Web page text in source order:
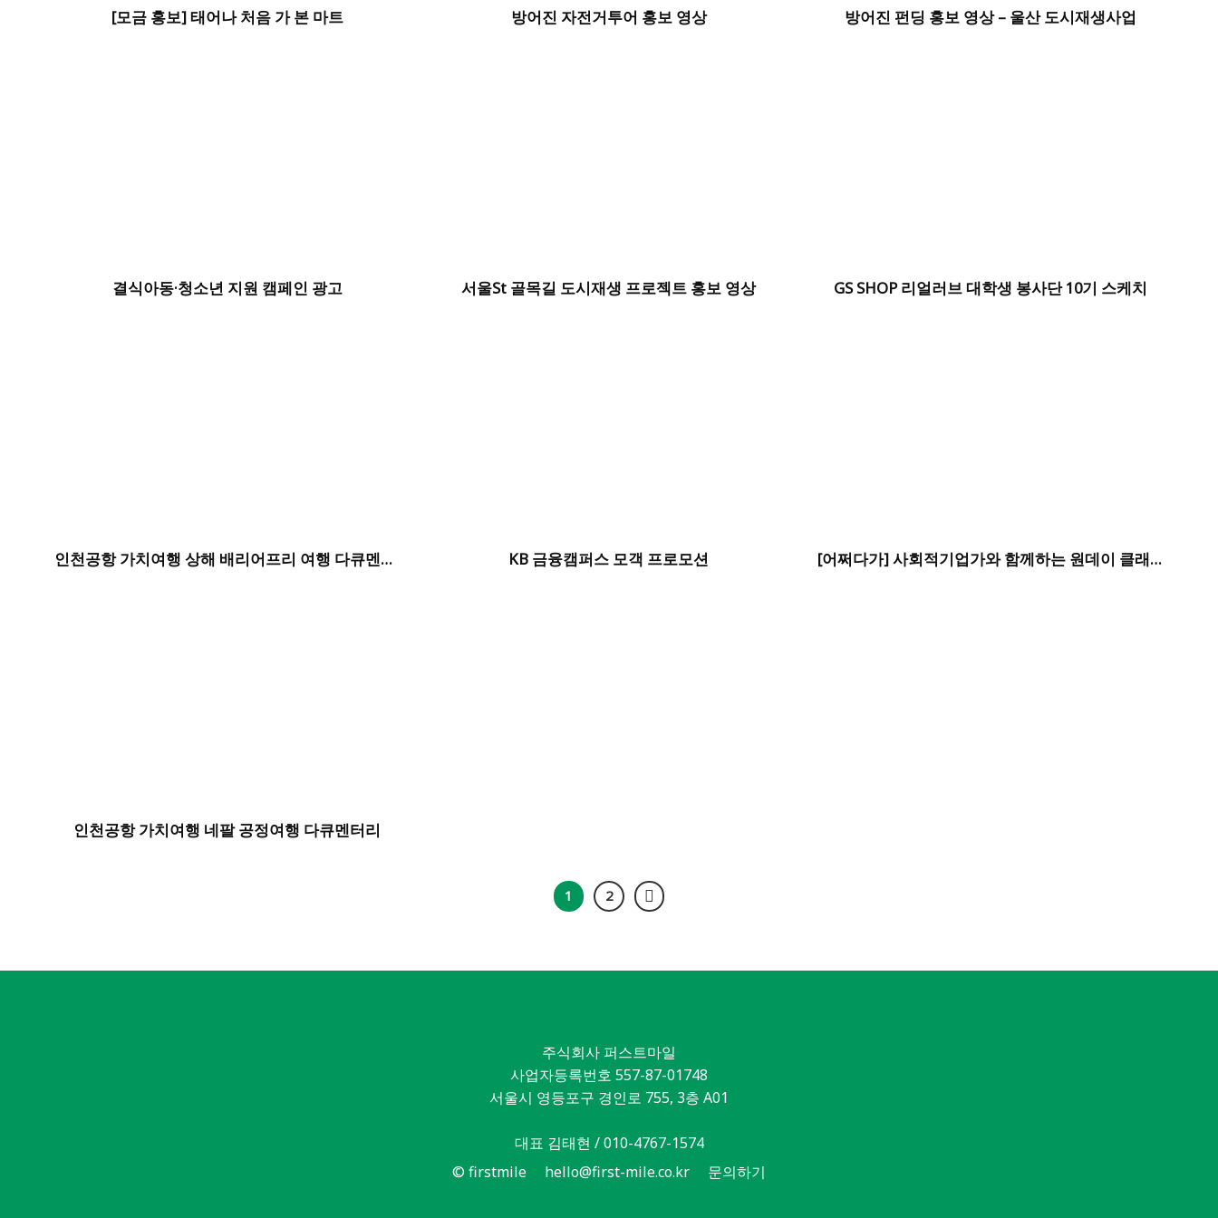
[모금 홍보] 태어나 처음 가 본 마트 방어진 자전거투어 홍보 영상 방어진 펀딩 홍보 영상 – 울산 도시재생사업
결식아동·청소년 지원 캠페인 광고 서울st 골목길 도시재생 프로젝트 홍보 영상 GS SHOP 리얼러브 대학생 봉사단 10기 스케치
인천공항 가치여행 상해 배리어프리 여행 다큐멘터리 KB 금융캠퍼스 모객 프로모션 [어쩌다가] 사회적기업가와 함께하는 원데이 클래스
인천공항 가치여행 네팔 공정여행 다큐멘터리
1 2
주식회사 퍼스트마일
사업자등록번호 557-87-01748
서울시 영등포구 경인로 755, 3층 A01
대표 김태현 / 010-4767-1574
© firstmile
hello@first-mile.co.kr 문의하기